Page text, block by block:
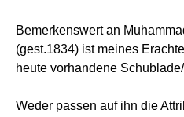
Bemerkenswert an
(gest.1834) ist meines
heute vorhandene
Weder passen auf ihn die